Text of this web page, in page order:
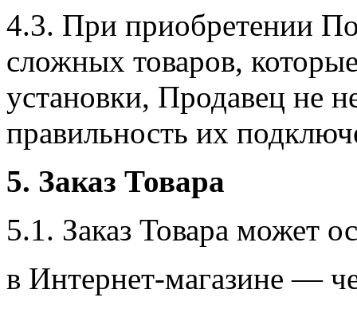
4.3. При приобретении
сложных товаров,
установки, Продавец не
правильность их
5. Заказ Товара
5.1. Заказ Товара может
в Интернет-магазине —